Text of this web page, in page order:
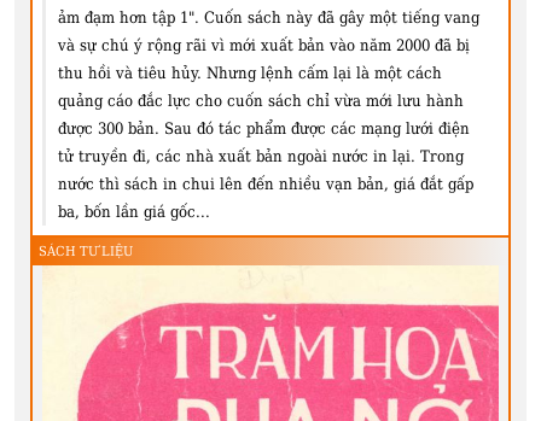
ảm đạm hơn tập 1". Cuốn sách này đã gây một tiếng vang
và sự chú ý rộng rãi vì mới xuất bản vào năm 2000 đã bị
thu hồi và tiêu hủy. Nhưng lệnh cấm lại là một cách
quảng cáo đắc lực cho cuốn sách chỉ vừa mới lưu hành
được 300 bản. Sau đó tác phẩm được các mạng lưới điện
tử truyền đi, các nhà xuất bản ngoài nước in lại. Trong
nước thì sách in chui lên đến nhiều vạn bản, giá đắt gấp
ba, bốn lần giá gốc...
SÁCH TƯ LIỆU